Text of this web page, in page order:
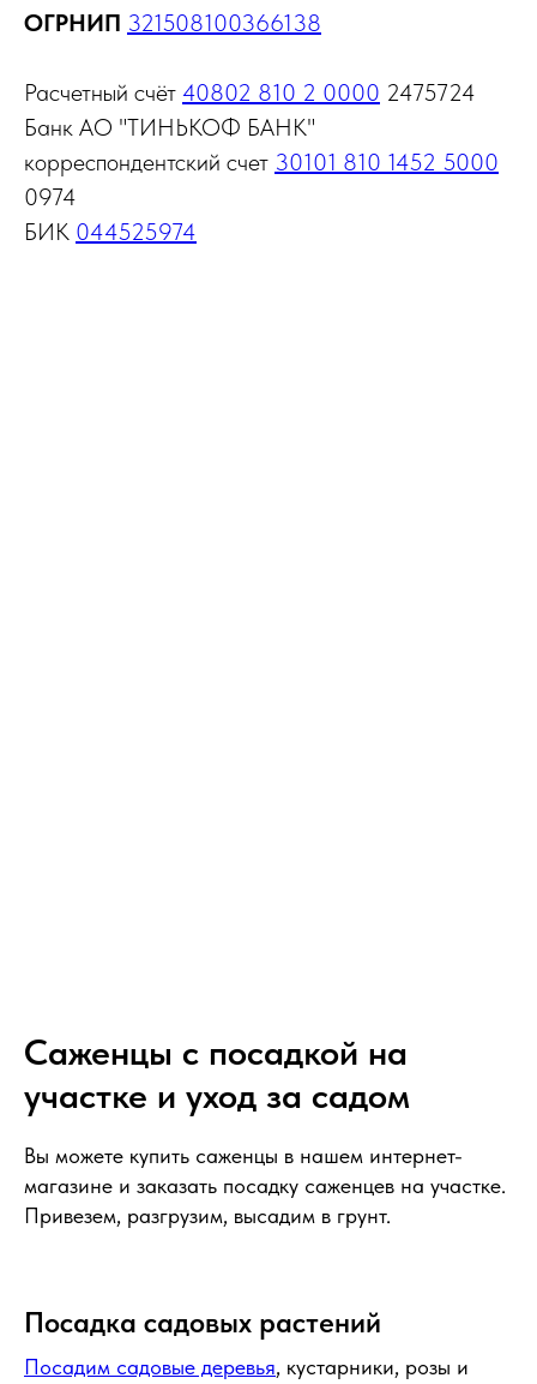
ОГРНИП 321508100366138
Расчетный счёт 40802 810 2 0000 2475724
Банк АО "ТИНЬКОФ БАНК"
корреспондентский счет 30101 810 1452 5000
0974
БИК 044525974
Саженцы с посадкой на
участке и уход за садом
Вы можете купить саженцы в нашем интернет-
магазине и заказать посадку саженцев на участке.
Привезем, разгрузим, высадим в грунт.
Посадка садовых растений
Посадим садовые деревья, кустарники, розы и